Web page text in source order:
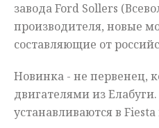
завода Ford Sollers
производителя, новые
составляющие от
Новинка - не первенец,
двигателями из
устанавливаются в